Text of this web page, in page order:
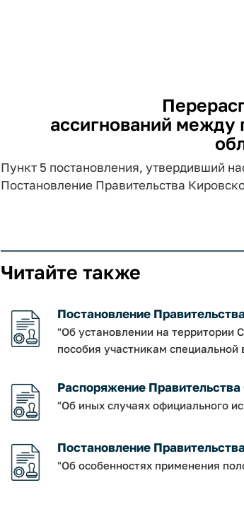
ассигнований между
Пункт 5 постановления, утвердивший
Постановление Правительства
Читайте также
Постановление
"Об установлении на территории
пособия участникам
Распоряжение Правительства
"Об иных случаях официального
Постановление
"Об особенностях применения